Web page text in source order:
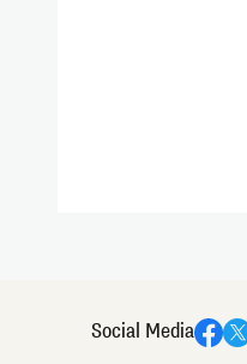
Social Media